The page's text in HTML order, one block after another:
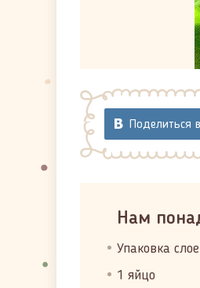
Поделиться
Нам
Упаковка
1 яйцо